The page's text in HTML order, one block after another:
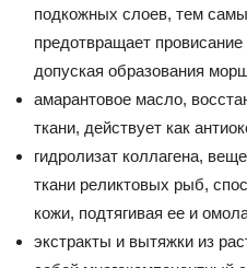
подкожных слоев, тем
предотвращает
допуская образования
амарантовое масло,
ткани, действует как
гидролизат коллагена,
ткани реликтовых рыб,
кожи, подтягивая ее и
экстракты и вытяжки из